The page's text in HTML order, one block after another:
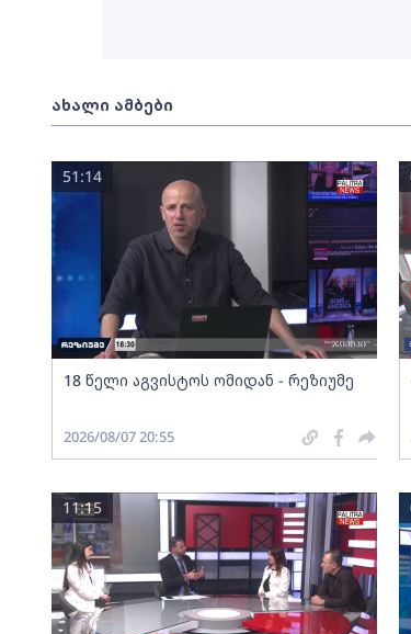
ახალი ამბები
18 წელი აგვისტოს ომიდან - რეზიუმე
51:14
2026/08/07 20:55
11:15